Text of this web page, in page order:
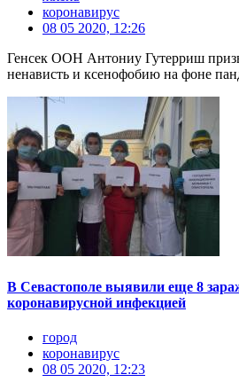
коронавирус
08 05 2020, 12:26
Генсек ООН Антониу Гутерриш
ненависть и ксенофобию на фоне
В Севастополе выявили еще 8
коронавирусной инфекцией
город
коронавирус
08 05 2020, 12:23